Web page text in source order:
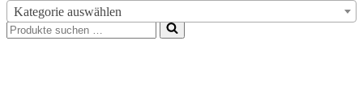
Kategorie auswählen
Suchen
nach …